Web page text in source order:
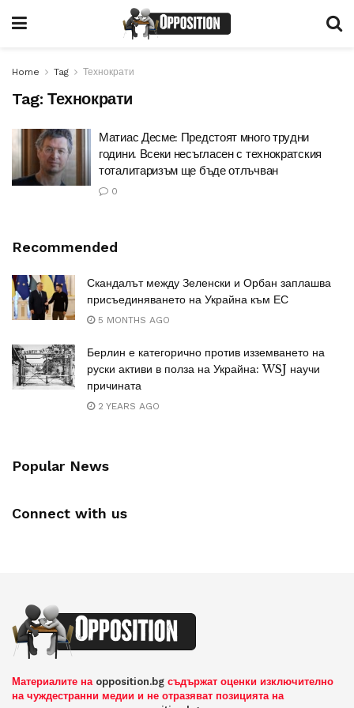
Home Tag Технократи
Tag: Технократи
Матиас Десме: Предстоят много трудни
години. Всеки несъгласен с технократския
тоталитаризъм ще бъде отлъчван
0
Recommended
Скандалът между Зеленски и Орбан заплашва
присъединяването на Украйна към ЕС
5 MONTHS AGO
Берлин е категорично против изземването на
руски активи в полза на Украйна: WSJ научи
причината
2 YEARS AGO
Popular News
Connect with us
Материалите на opposition.bg съдържат оценки изключително
на чуждестранни медии и не отразяват позицията на